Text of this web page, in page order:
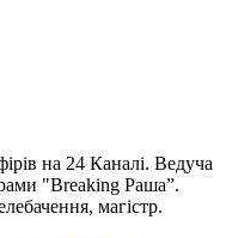
на 24 Каналі. Ведуча
"Breaking Раша”.
магістр.